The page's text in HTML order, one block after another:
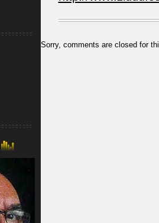
Sorry, comments are closed for